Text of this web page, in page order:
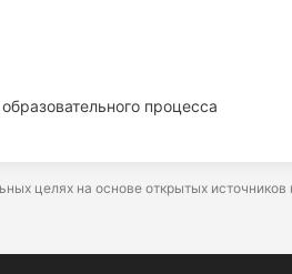
процесса
целях на основе открытых